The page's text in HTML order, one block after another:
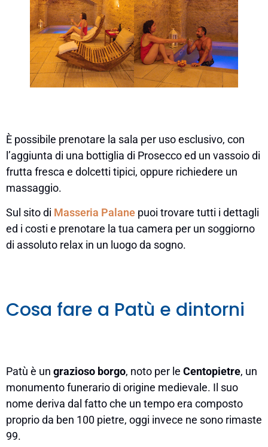
È possibile prenotare la sala per uso esclusivo, con
l’aggiunta di una bottiglia di Prosecco ed un vassoio di
frutta fresca e dolcetti tipici, oppure richiedere un
massaggio.
Sul sito di Masseria Palane puoi trovare tutti i dettagli
ed i costi e prenotare la tua camera per un soggiorno
di assoluto relax in un luogo da sogno.
Cosa fare a Patù e dintorni
Patù è un grazioso borgo, noto per le Centopietre, un
monumento funerario di origine medievale. Il suo
nome deriva dal fatto che un tempo era composto
proprio da ben 100 pietre, oggi invece ne sono rimaste
99.